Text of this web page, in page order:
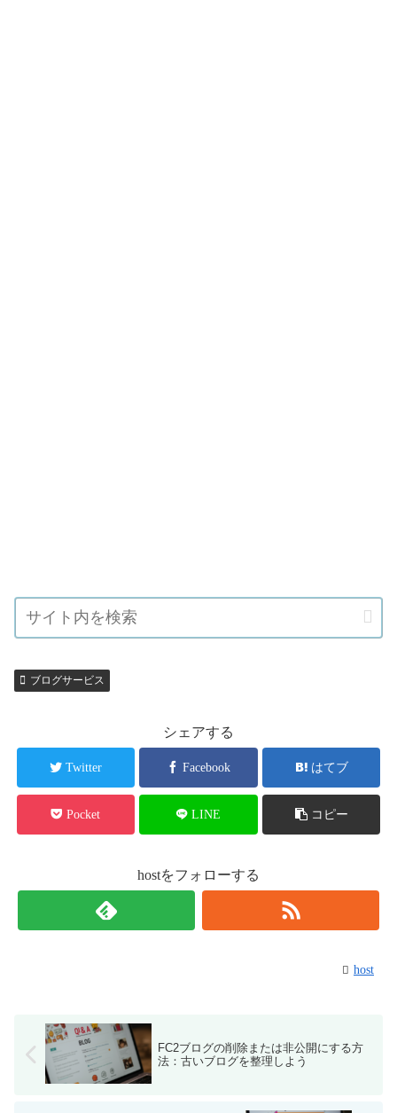
ブログサービス
シェアする
Twitter Facebook はてブ
Pocket LINE コピー
hostをフォローする
host
FC2ブログの削除または非公開にする方
法：古いブログを整理しよう